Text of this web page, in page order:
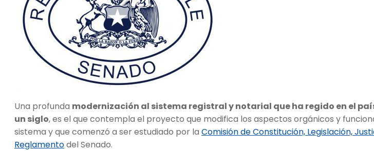
Una profunda modernización al sistema registral y notarial que ha regido en el
un siglo, es el que contempla el proyecto que modifica los aspectos orgánicos y
sistema y que comenzó a ser estudiado por la Comisión de Constitución, Legislación,
Reglamentodel Senado.